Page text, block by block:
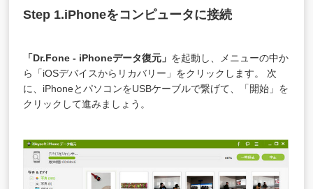
Step 1.iPhoneをコンピュータに接続
「Dr.Fone - iPhoneデータ復元」 を起動し、メニューの中か
ら「iOSデバイスからリカバリー」をクリックします。 次
に、iPhoneとパソコンをUSBケーブルで繋げて、「開始」を
クリックして進みましょう。